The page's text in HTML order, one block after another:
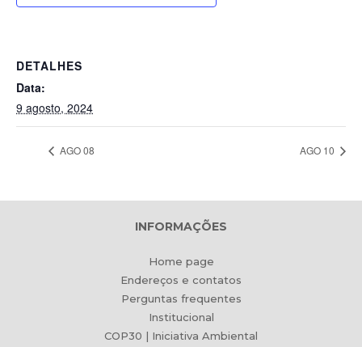
DETALHES
Data:
9 agosto, 2024
AGO 08 AGO 10
INFORMAÇÕES
Home page
Endereços e contatos
Perguntas frequentes
Institucional
COP30 | Iniciativa Ambiental